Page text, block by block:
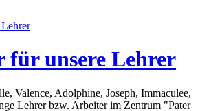
für unsere Lehrer
Valence, Adolphine, Joseph, Immaculee,
Lehrer bzw. Arbeiter im Zentrum "Pater